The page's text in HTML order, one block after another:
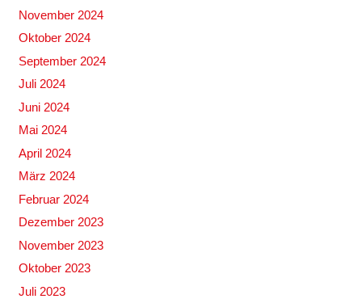
November 2024
Oktober 2024
September 2024
Juli 2024
Juni 2024
Mai 2024
April 2024
März 2024
Februar 2024
Dezember 2023
November 2023
Oktober 2023
Juli 2023